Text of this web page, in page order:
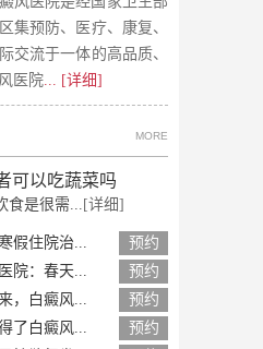
集预防、医疗、康复、
交流于一体的高品质、
医院... [详细]
MORE
可以吃蔬菜吗
食是很需... [详细]
假住院治... 预约
院：春天... 预约
，白癜风... 预约
了白癜风... 预约